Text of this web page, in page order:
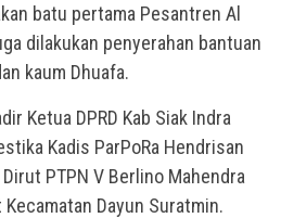
batu pertama Pesantren Al
dilakukan penyerahan bantuan
kaum Dhuafa.
Ketua DPRD Kab Siak Indra
Kadis ParPoRa Hendrisan
PTPN V Berlino Mahendra
Dayun Suratmin.